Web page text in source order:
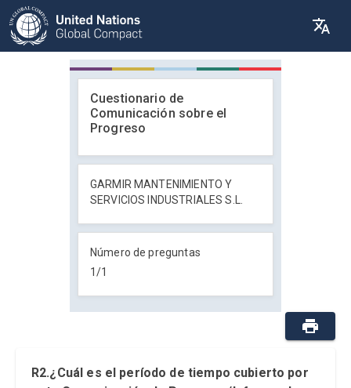
Cuestionario de
Comunicación sobre el
Progreso
GARMIR MANTENIMIENTO Y
SERVICIOS INDUSTRIALES S.L.
Número de preguntas
1/1
R2.¿Cuál es el período de tiempo cubierto por